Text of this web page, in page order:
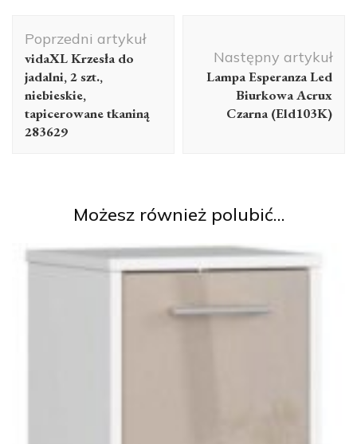
wpisu
Poprzedni artykuł
vidaXL Krzesła do
jadalni, 2 szt.,
niebieskie,
tapicerowane tkaniną
283629
Następny artykuł
Lampa Esperanza Led
Biurkowa Acrux
Czarna (Eld103K)
Możesz również polubić…